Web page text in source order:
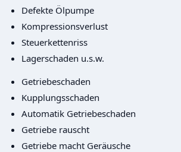
Defekte Ölpumpe
Kompressionsverlust
Steuerkettenriss
Lagerschaden u.s.w.
Getriebeschaden
Kupplungsschaden
Automatik Getriebeschaden
Getriebe rauscht
Getriebe macht Geräusche